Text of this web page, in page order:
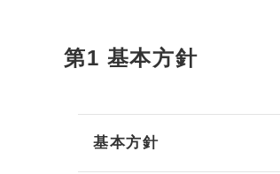
第1 基本方針
基本方針